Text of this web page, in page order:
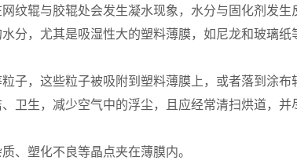
纹辊与胶辊处会发生凝水现象，水分与固化剂发
分，尤其是吸湿性大的塑料薄膜，如尼龙和玻璃
子，这些粒子被吸附到塑料薄膜上，或者落到涂
卫生，减少空气中的浮尘，且应经常清扫烘道，并
、塑化不良等晶点夹在薄膜内。